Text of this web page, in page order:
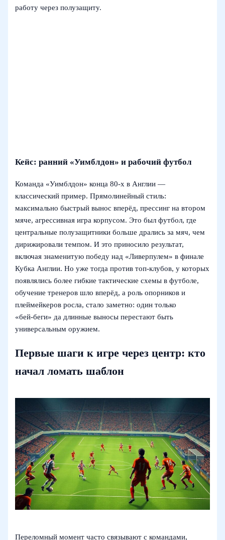
работу через полузащиту.
Кейс: ранний «Уимблдон» и рабочий футбол
Команда «Уимблдон» конца 80‑х в Англии —
классический пример. Прямолинейный стиль:
максимально быстрый вынос вперёд, прессинг на втором
мяче, агрессивная игра корпусом. Это был футбол, где
центральные полузащитники больше дрались за мяч, чем
дирижировали темпом. И это приносило результат,
включая знаменитую победу над «Ливерпулем» в финале
Кубка Англии. Но уже тогда против топ‑клубов, у которых
появлялись более гибкие тактические схемы в футболе,
обучение тренеров шло вперёд, а роль опорников и
плеймейкеров росла, стало заметно: один только
«бей‑беги» да длинные выносы перестают быть
универсальным оружием.
Первые шаги к игре через центр: кто
начал ломать шаблон
Переломный момент часто связывают с командами,